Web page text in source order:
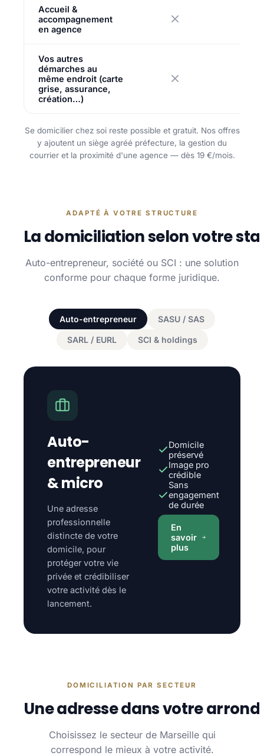
Accueil &
accompagnement
en agence
Vos autres
démarches au
même endroit (carte
grise, assurance,
création…)
Se domicilier chez soi reste possible et gratuit. Nos offres
y ajoutent un siège agréé préfecture, la gestion du
courrier et la proximité d'une agence — dès 19 €/mois.
ADAPTÉ À VOTRE STRUCTURE
La domiciliation selon votre
Auto-entrepreneur, société ou SCI : une solution
conforme pour chaque forme juridique.
Auto-entrepreneur SASU / SAS
SARL / EURL SCI & holdings
Auto-
entrepreneur
& micro
Une adresse
professionnelle
distincte de votre
domicile, pour
protéger votre vie
privée et crédibiliser
votre activité dès le
lancement.
Domicile
préservé
Image pro
crédible
Sans
engagement
de durée
En
savoir
plus
DOMICILIATION PAR SECTEUR
Une adresse dans votre
Choisissez le secteur de Marseille qui
correspond le mieux à votre activité.